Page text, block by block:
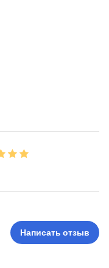
Написать отзыв